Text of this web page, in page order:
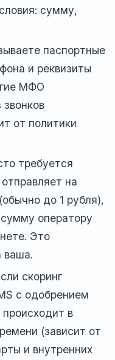
сумму,
паспортные
и реквизиты
МФО
от политики
требуется
на
до 1 рубля),
оператору
Это
ваша.
скоринг
с одобрением
в
(зависит от
и внутренних